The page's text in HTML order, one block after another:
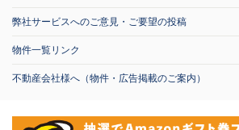
弊社サービスへのご意見・ご要望の投稿
物件一覧リンク
不動産会社様へ（物件・広告掲載のご案内）